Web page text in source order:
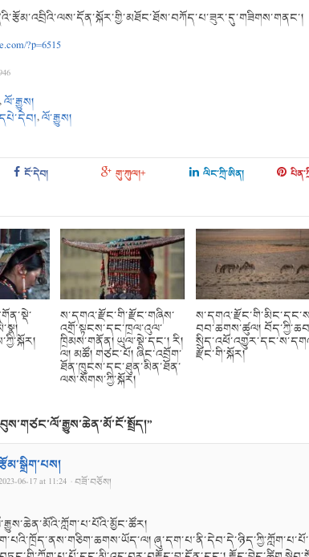
?p=6515
,ལོ་རྒྱུས།
,ལོ་རྒྱུས།
ངོ་དེབ། གུ་ཀུལ།+ ལིང་ཀྲི་ཨིན།
ས་དགའ་རྫོང་གི་རྫོང་གཞིས་
འགྲོ་སྟངས་དང་ཁྲལ་འུལ་
ཁྲིམས་གནོན། ཡུལ་སྡེ་དང་། རི།
ལ། མཚོ། གཙང་པོ། ཞིང་འབྲོག་
ཐོན་ཁུངས་དང་ཐུན་མིན་ཐོན་
ལས་སོགས་ཀྱི་སྐོར།
བབ་ཆགས་ཚུལ།
རྫོང་གི་སྐོར།
”
06-17 at 11:24 · བཟོ་བཅོས།